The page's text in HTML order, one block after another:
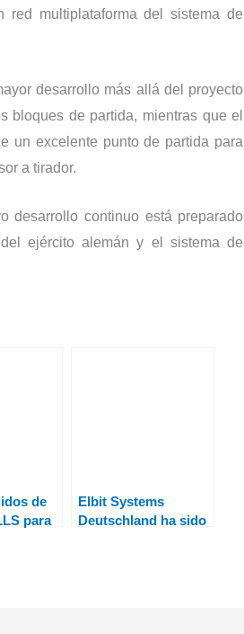
multiplataforma del sistema de
desarrollo más allá del proyecto
bloques de partida, mientras que el
un excelente punto de partida para
a tirador.
desarrollo continuo está preparado
ejército alemán y el sistema de
de
para
Elbit Systems
Deutschland ha sido